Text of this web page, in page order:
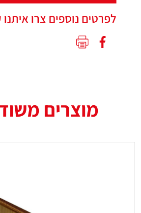
לפרטים נוספים צרו
מוצרים